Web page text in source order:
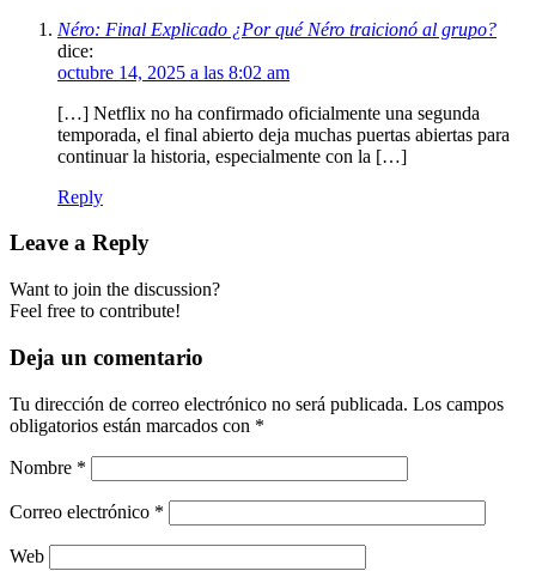
Néro: Final Explicado ¿Por qué Néro traicionó al grupo?
dice:
octubre 14, 2025 a las 8:02 am
[…] Netflix no ha confirmado oficialmente una segunda
temporada, el final abierto deja muchas puertas abiertas para
continuar la historia, especialmente con la […]
Reply
Leave a Reply
Want to join the discussion?
Feel free to contribute!
Deja un comentario
Tu dirección de correo electrónico no será publicada. Los campos
obligatorios están marcados con *
Nombre *
Correo electrónico *
Web